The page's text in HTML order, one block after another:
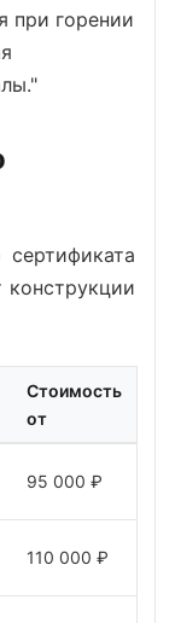
при горении
конструкции
Стоимость
от
95 000 ₽
110 000 ₽